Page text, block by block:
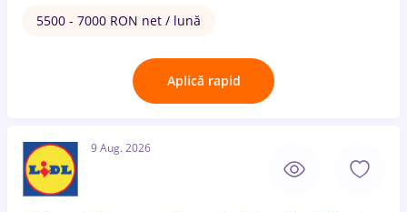
5500 - 7000 RON net / lună
Aplică rapid
9 Aug. 2026